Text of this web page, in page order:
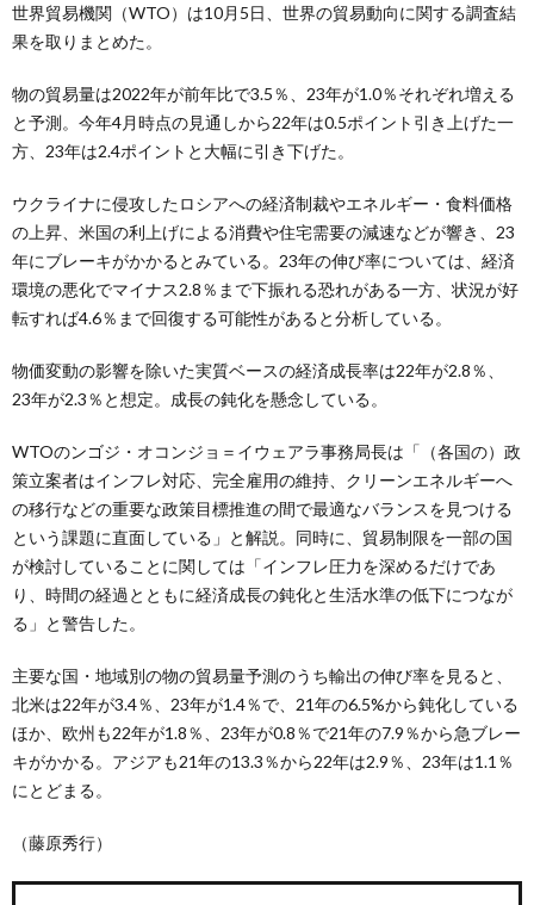
世界貿易機関（WTO）は10月5日、世界の貿易動向に関する調査結
果を取りまとめた。
物の貿易量は2022年が前年比で3.5％、23年が1.0％それぞれ増える
と予測。今年4月時点の見通しから22年は0.5ポイント引き上げた一
方、23年は2.4ポイントと大幅に引き下げた。
ウクライナに侵攻したロシアへの経済制裁やエネルギー・食料価格
の上昇、米国の利上げによる消費や住宅需要の減速などが響き、23
年にブレーキがかかるとみている。23年の伸び率については、経済
環境の悪化でマイナス2.8％まで下振れる恐れがある一方、状況が好
転すれば4.6％まで回復する可能性があると分析している。
物価変動の影響を除いた実質ベースの経済成長率は22年が2.8％、
23年が2.3％と想定。成長の鈍化を懸念している。
WTOのンゴジ・オコンジョ＝イウェアラ事務局長は「（各国の）政
策立案者はインフレ対応、完全雇用の維持、クリーンエネルギーへ
の移行などの重要な政策目標推進の間で最適なバランスを見つける
という課題に直面している」と解説。同時に、貿易制限を一部の国
が検討していることに関しては「インフレ圧力を深めるだけであ
り、時間の経過とともに経済成長の鈍化と生活水準の低下につなが
る」と警告した。
主要な国・地域別の物の貿易量予測のうち輸出の伸び率を見ると、
北米は22年が3.4％、23年が1.4％で、21年の6.5%から鈍化している
ほか、欧州も22年が1.8％、23年が0.8％で21年の7.9％から急ブレー
キがかかる。アジアも21年の13.3％から22年は2.9％、23年は1.1％
にとどまる。
（藤原秀行）